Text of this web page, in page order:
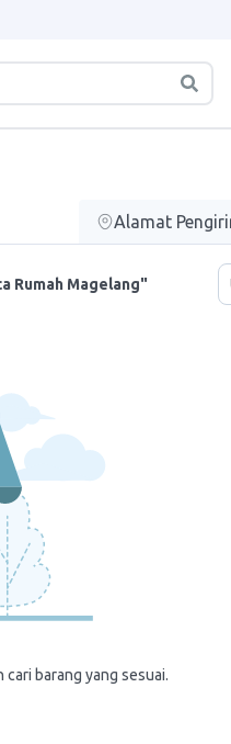
Alamat
Rumah Magelang"
barang yang sesuai.